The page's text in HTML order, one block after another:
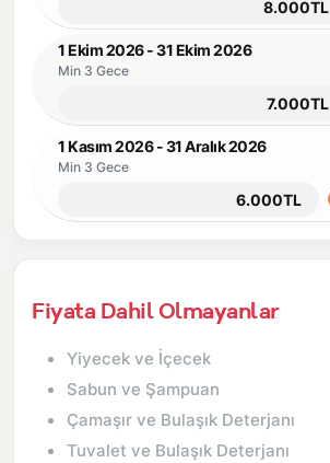
8.000TL
1 Ekim 2026 - 31 Ekim 2026
Min 3 Gece
7.000TL
1 Kasım 2026 - 31 Aralık 2026
Min 3 Gece
6.000TL
Fiyata Dahil Olmayanlar
Yiyecek ve İçecek
Sabun ve Şampuan
Çamaşır ve Bulaşık Deterjanı
Tuvalet ve Bulaşık Deterjanı